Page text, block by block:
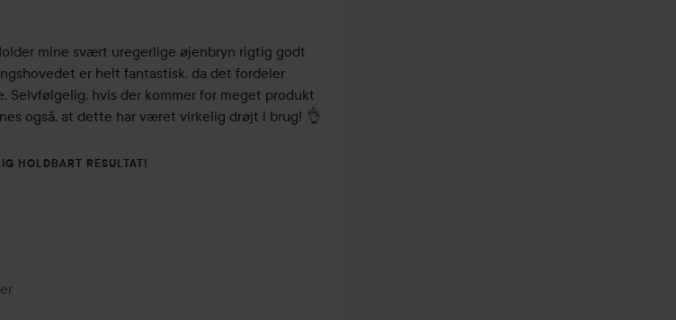
mine svært uregerlige øjenbryn rigtig godt
er helt fantastisk, da det fordeler
Selvfølgelig, hvis der kommer for meget produkt
HOLDBART RESULTAT!